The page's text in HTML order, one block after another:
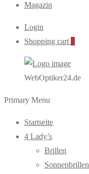
Magazin
Login
Shopping cart 0
WebOptiker24.de
Primary Menu
Startseite
4 Lady’s
Brillen
Sonnenbrillen